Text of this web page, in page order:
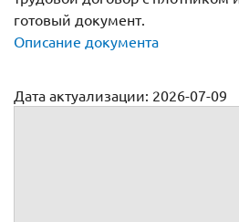
готовый документ.
Описание документа
Дата актуализации: 2026-07-09